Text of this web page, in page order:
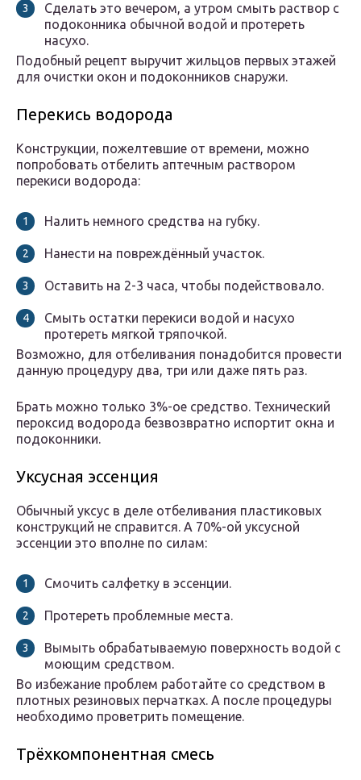
Сделать это вечером, а утром смыть раствор с
подоконника обычной водой и протереть
насухо.
Подобный рецепт выручит жильцов первых этажей
для очистки окон и подоконников снаружи.
Перекись водорода
Конструкции, пожелтевшие от времени, можно
попробовать отбелить аптечным раствором
перекиси водорода:
Налить немного средства на губку.
Нанести на повреждённый участок.
Оставить на 2-3 часа, чтобы подействовало.
Смыть остатки перекиси водой и насухо
протереть мягкой тряпочкой.
Возможно, для отбеливания понадобится провести
данную процедуру два, три или даже пять раз.
Брать можно только 3%-ое средство. Технический
пероксид водорода безвозвратно испортит окна и
подоконники.
Уксусная эссенция
Обычный уксус в деле отбеливания пластиковых
конструкций не справится. А 70%-ой уксусной
эссенции это вполне по силам:
Смочить салфетку в эссенции.
Протереть проблемные места.
Вымыть обрабатываемую поверхность водой с
моющим средством.
Во избежание проблем работайте со средством в
плотных резиновых перчатках. А после процедуры
необходимо проветрить помещение.
Трёхкомпонентная смесь